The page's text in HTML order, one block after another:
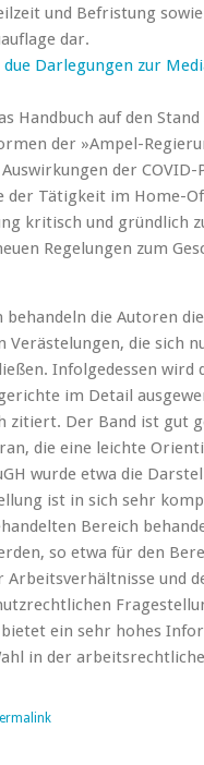
und Befristung
dar.
Darlegungen zur
Handbuch auf den
der »Ampel-
der
der Tätigkeit im Home-
kritisch und gründlich
Regelungen zum
behandeln die Autoren
Verästelungen, die sich
Infolgedessen wird
im Detail
zitiert. Der Band ist gut
die eine leichte
wurde etwa die
ist in sich sehr
Bereich
so etwa für den
Arbeitsverhältnisse und
ein sehr hohes
in der